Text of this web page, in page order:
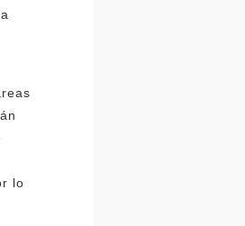
lo